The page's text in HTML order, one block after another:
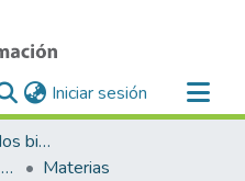
Iniciar sesión (current)
Repositorio de acuerdos bilaterales para el reconocimiento y equiparación de estudios en la Universidad de Costa Rica
Instituciones de Educación Superior Extranjeras-Universidad de Costa Rica
Materias